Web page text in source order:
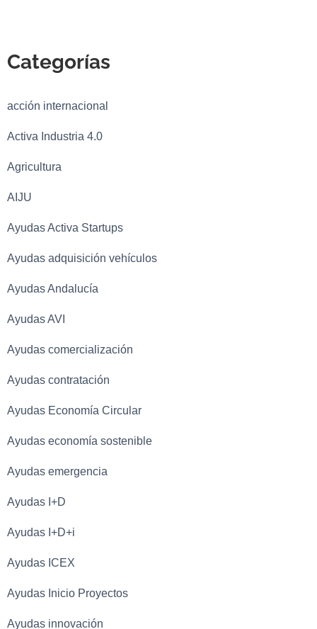
Categorías
acción internacional
Activa Industria 4.0
Agricultura
AIJU
Ayudas Activa Startups
Ayudas adquisición vehículos
Ayudas Andalucía
Ayudas AVI
Ayudas comercialización
Ayudas contratación
Ayudas Economía Circular
Ayudas economía sostenible
Ayudas emergencia
Ayudas I+D
Ayudas I+D+i
Ayudas ICEX
Ayudas Inicio Proyectos
Ayudas innovación